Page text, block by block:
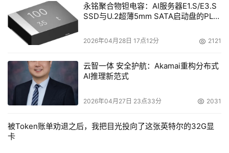
【图1】最小尺寸的富勒烯C20和螺旋指数（5，1）的碳纳
米管的计算机模拟比较图
永铭聚合物钽电容：AI服务器E1.S/E3.S
SSD与U.2超薄5mm SATA启动盘的PLP
2026年04月28日 17点12分 2121
云智一体 安全护航：Akamai重构分布式
AI推理新范式
2026年04月27日 23点33分 2031
被Token账单劝退之后，我把目光投向了这张英特尔的32G显
卡